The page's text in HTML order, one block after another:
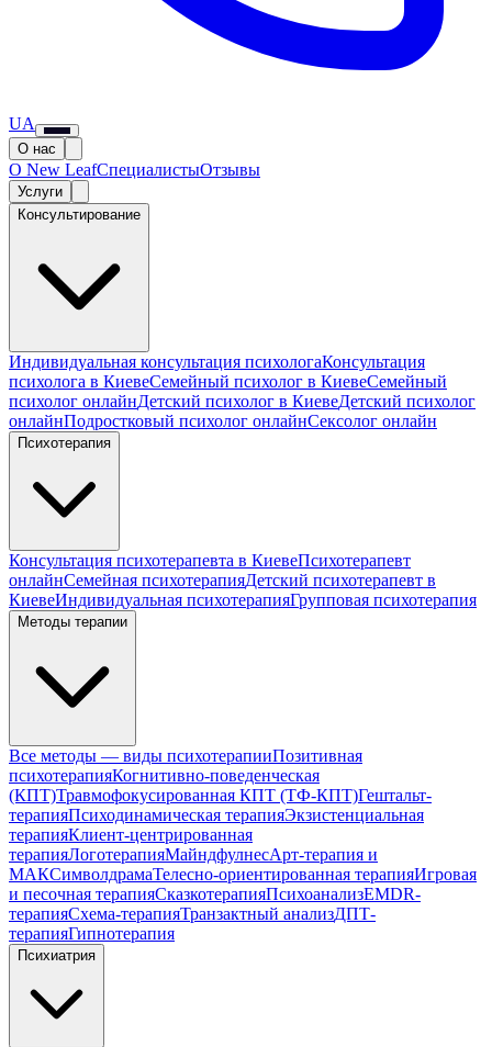
UA
О нас
О New LeafСпециалистыОтзывы
Услуги
Консультирование
Индивидуальная консультация психологаКонсультация
психолога в КиевеСемейный психолог в КиевеСемейный
психолог онлайнДетский психолог в КиевеДетский психолог
онлайнПодростковый психолог онлайнСексолог онлайн
Психотерапия
Консультация психотерапевта в КиевеПсихотерапевт
онлайнСемейная психотерапияДетский психотерапевт в
КиевеИндивидуальная психотерапияГрупповая психотерапия
Методы терапии
Все методы — виды психотерапииПозитивная
психотерапияКогнитивно-поведенческая
(КПТ)Травмофокусированная КПТ (ТФ-КПТ)Гештальт-
терапияПсиходинамическая терапияЭкзистенциальная
терапияКлиент-центрированная
терапияЛоготерапияМайндфулнесАрт-терапия и
МАКСимволдрамаТелесно-ориентированная терапияИгровая
и песочная терапияСказкотерапияПсихоанализEMDR-
терапияСхема-терапияТранзактный анализДПТ-
терапияГипнотерапия
Психиатрия